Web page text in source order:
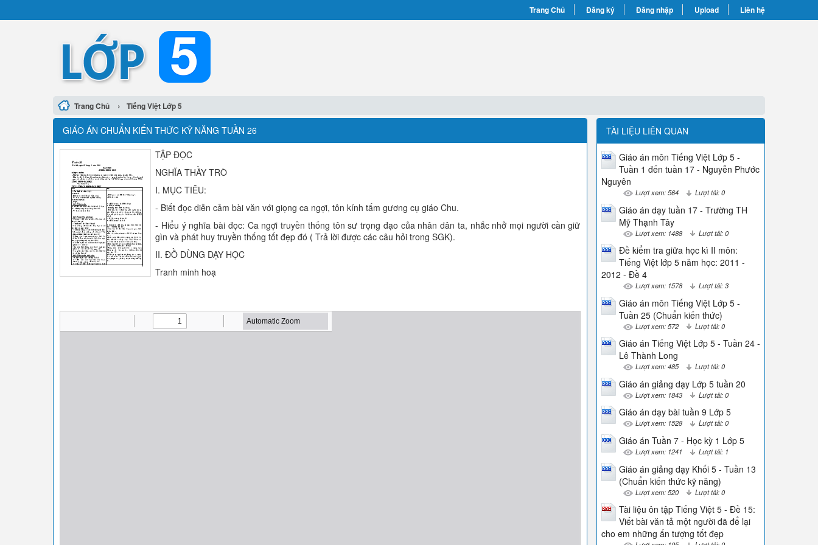
Trang Chủ Đăng ký Đăng nhập Upload Liên hệ
Trang Chủ › Tiếng Việt Lớp 5
GIÁO ÁN CHUẨN KIẾN THỨC KỸ NĂNG TUẦN 26
TẬP ĐỌC
NGHĨA THẦY TRÒ
I. MỤC TIÊU:
- Biết đọc diễn cảm bài văn với giọng ca ngợi, tôn kính tấm gương cụ giáo Chu.
- Hiểu ý nghĩa bài đọc: Ca ngợi truyền thống tôn sư trọng đạo của nhân dân ta, nhắc nhở mọi người cần giữ
gìn và phát huy truyền thống tốt đẹp đó ( Trả lời được các câu hỏi trong SGK).
II. ĐỒ DÙNG DẠY HỌC
Tranh minh hoạ
TÀI LIỆU LIÊN QUAN
Giáo án môn Tiếng Việt Lớp 5 -
Tuần 1 đến tuần 17 - Nguyễn Phước
Nguyên
Lượt xem: 564 Lượt tải: 0
Giáo án dạy tuần 17 - Trường TH
Mỹ Thạnh Tây
Lượt xem: 1488 Lượt tải: 0
Đề kiểm tra giữa học kì II môn:
Tiếng Việt lớp 5 năm học: 2011 -
2012 - Đề 4
Lượt xem: 1578 Lượt tải: 3
Giáo án môn Tiếng Việt Lớp 5 -
Tuần 25 (Chuẩn kiến thức)
Lượt xem: 572 Lượt tải: 0
Giáo án Tiếng Việt Lớp 5 - Tuần 24 -
Lê Thành Long
Lượt xem: 485 Lượt tải: 0
Giáo án giảng dạy Lớp 5 tuần 20
Lượt xem: 1843 Lượt tải: 0
Giáo án dạy bài tuần 9 Lớp 5
Lượt xem: 1528 Lượt tải: 0
Giáo án Tuần 7 - Học kỳ 1 Lớp 5
Lượt xem: 1241 Lượt tải: 1
Giáo án giảng dạy Khối 5 - Tuần 13
(Chuẩn kiến thức kỹ năng)
Lượt xem: 520 Lượt tải: 0
Tài liệu ôn tập Tiếng Việt 5 - Đề 15:
Viết bài văn tả một người đã để lại
cho em những ấn tượng tốt đẹp